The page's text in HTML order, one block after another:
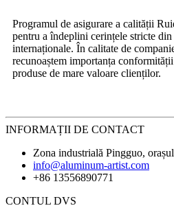
Programul de asigurare a calității
pentru a îndeplini cerințele stricte
internaționale. În calitate de
recunoaștem importanța
produse de mare valoare clienților.
INFORMAȚII DE CONTACT
Zona industrială Pingguo,
info@aluminum-artist.com
+86 13556890771
CONTUL DVS